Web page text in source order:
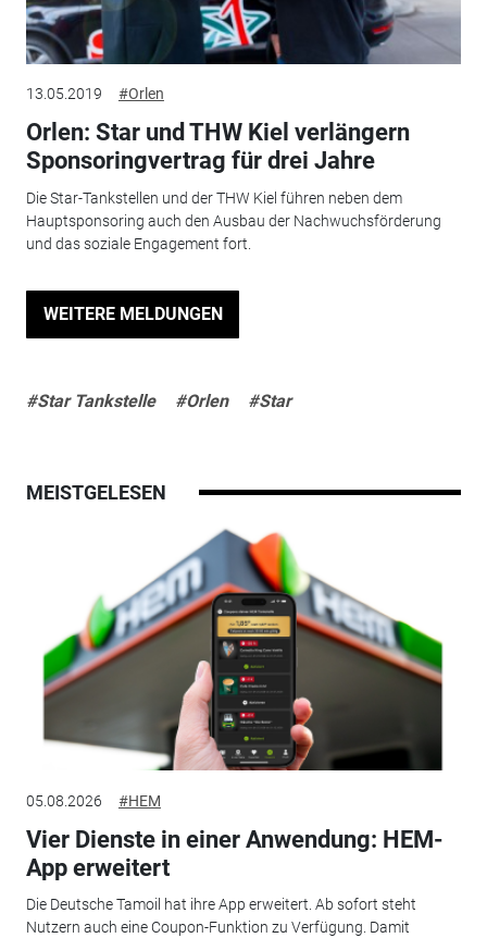
13.05.2019 #Orlen
Orlen: Star und THW Kiel verlängern
Sponsoringvertrag für drei Jahre
Die Star-Tankstellen und der THW Kiel führen neben dem
Hauptsponsoring auch den Ausbau der Nachwuchsförderung
und das soziale Engagement fort.
WEITERE MELDUNGEN
#Star Tankstelle #Orlen #Star
MEISTGELESEN
05.08.2026 #HEM
Vier Dienste in einer Anwendung: HEM-
App erweitert
Die Deutsche Tamoil hat ihre App erweitert. Ab sofort steht
Nutzern auch eine Coupon-Funktion zu Verfügung. Damit